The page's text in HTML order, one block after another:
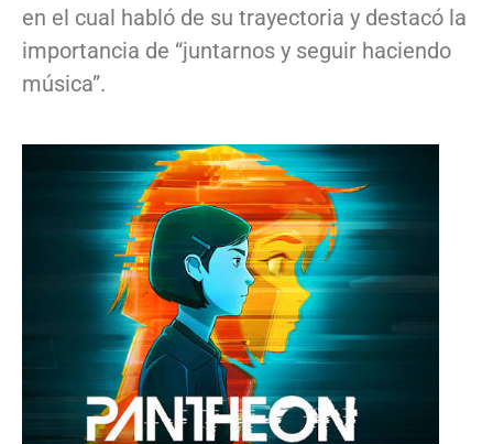
en el cual habló de su trayectoria y destacó la
importancia de “juntarnos y seguir haciendo
música”.